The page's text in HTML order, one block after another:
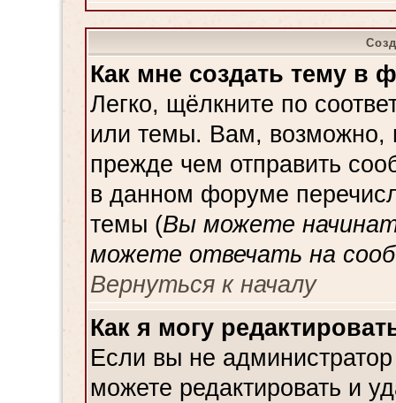
Как мне создать тему в
Легко, щёлкните по
или темы. Вам, возможно,
прежде чем отправить
в данном форуме
темы (Вы можете
можете отвечать на
Вернуться к началу
Как я могу
Если вы не
можете редактировать и